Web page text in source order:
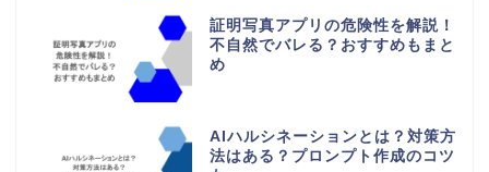
証明写真アプリの危険性を解説！
不自然でバレる？おすすめもまと
め
AIハルシネーションとは？対策方
法はある？プロンプト作成のコツ